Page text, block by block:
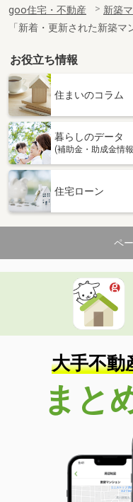
goo住宅・不動産 新築
「新着・更新された新築
お役立ち情報
住まいのコラム
暮らしのデータ
(補助金・助成金情
住宅ローン
ペ
大手不動
まと